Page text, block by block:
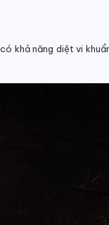
khả năng diệt vi